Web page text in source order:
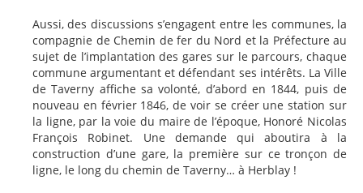
Aussi, des discussions s’engagent entre les communes, la
compagnie de Chemin de fer du Nord et la Préfecture au
sujet de l’implantation des gares sur le parcours, chaque
commune argumentant et défendant ses intérêts. La Ville
de Taverny affiche sa volonté, d’abord en 1844, puis de
nouveau en février 1846, de voir se créer une station sur
la ligne, par la voie du maire de l’époque, Honoré Nicolas
François Robinet. Une demande qui aboutira à la
construction d’une gare, la première sur ce tronçon de
ligne, le long du chemin de Taverny… à Herblay !